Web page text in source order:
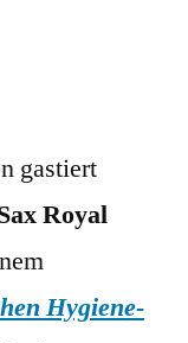
gastiert
Royal
Hygiene-